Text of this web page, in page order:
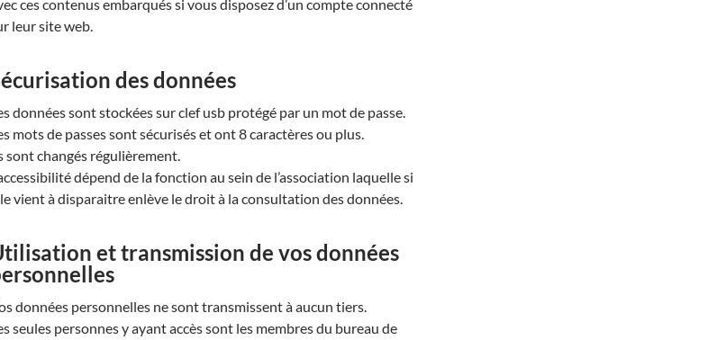
ces contenus embarqués si vous disposez d’un compte connecté
leur site web.
des données
données sont stockées sur clef usb protégé par un mot de passe.
mots de passes sont sécurisés et ont 8 caractères ou plus.
sont changés régulièrement.
dépend de la fonction au sein de l’association laquelle si
vient à disparaitre enlève le droit à la consultation des données.
et transmission de vos données
données personnelles ne sont transmissent à aucun tiers.
seules personnes y ayant accès sont les membres du bureau de